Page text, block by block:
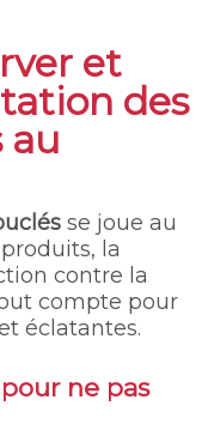
et
des
au
se joue au
la
contre la
compte pour
éclatantes.
ne pas